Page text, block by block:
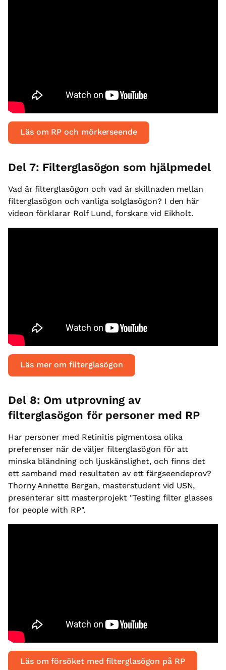
Läs om RP och mörkerseende
Del 7: Filterglasögon som hjälpmedel
Vad är filterglasögon och vad är skillnaden mellan
filterglasögon och vanliga solglasögon? I den här
videon förklarar Rolf Lund, forskare vid Eikholt.
Läs mer om filterglasögon
Del 8: Om utprovning av
filterglasögon för personer med RP
Har personer med Retinitis pigmentosa olika
preferenser när de väljer filterglasögon för att
minska bländning och ljuskänslighet, och finns det
ett samband med resultaten av ett färgseendeprov?
Thorny Annette Bergan, masterstudent vid USN,
presenterar sitt masterprojekt "Testing filter glasses
for people with RP".
Läs om försöket med filterglasögon på RP